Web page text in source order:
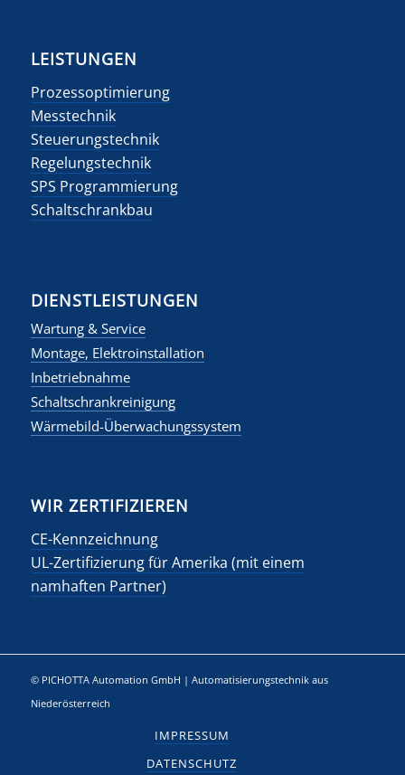
LEISTUNGEN
Prozessoptimierung
Messtechnik
Steuerungstechnik
Regelungstechnik
SPS Programmierung
Schaltschrankbau
DIENSTLEISTUNGEN
Wartung & Service
Montage, Elektroinstallation
Inbetriebnahme
Schaltschrankreinigung
Wärmebild-Überwachungssystem
WIR ZERTIFIZIEREN
CE-Kennzeichnung
UL-Zertifizierung für Amerika (mit einem
namhaften Partner)
© PICHOTTA Automation GmbH | Automatisierungstechnik aus
Niederösterreich
IMPRESSUM
DATENSCHUTZ